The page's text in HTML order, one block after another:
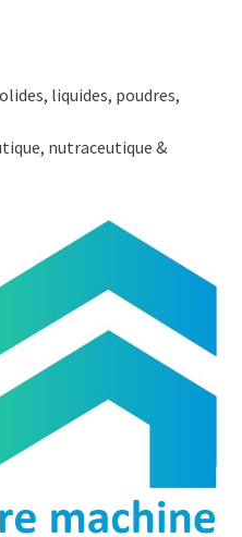
liquides, poudres,
nutraceutique &